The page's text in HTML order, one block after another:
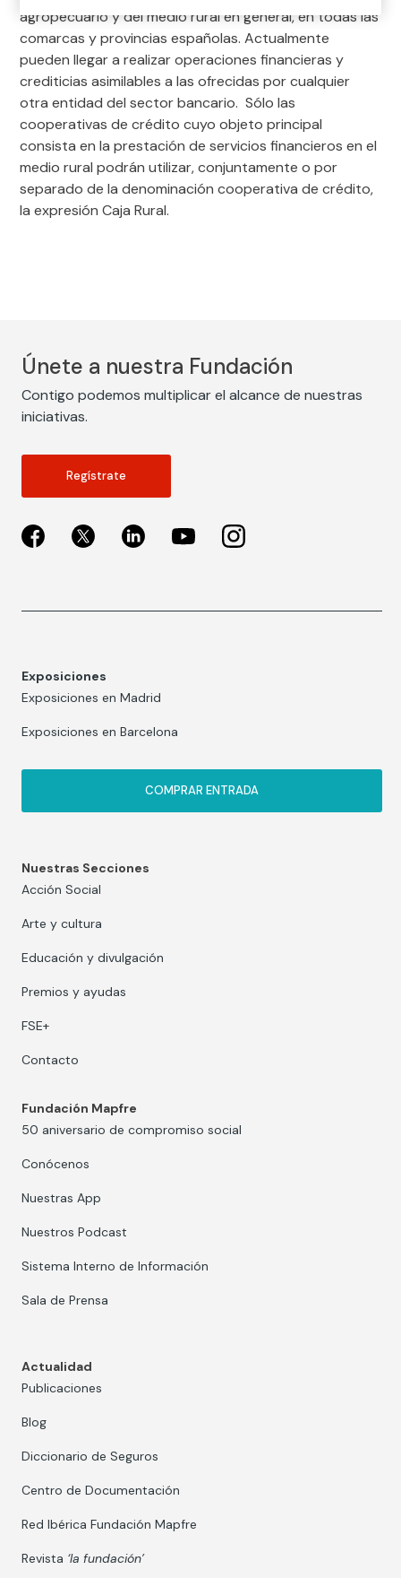
agropecuario y del medio rural en general, en todas las
comarcas y provincias españolas. Actualmente
pueden llegar a realizar operaciones financieras y
crediticias asimilables a las ofrecidas por cualquier
otra entidad del sector bancario. Sólo las
cooperativas de crédito cuyo objeto principal
consista en la prestación de servicios financieros en el
medio rural podrán utilizar, conjuntamente o por
separado de la denominación cooperativa de crédito,
la expresión Caja Rural.
Únete a nuestra Fundación
Contigo podemos multiplicar el alcance de nuestras
iniciativas.
Regístrate
Exposiciones
Exposiciones en Madrid
Exposiciones en Barcelona
COMPRAR ENTRADA
Nuestras Secciones
Acción Social
Arte y cultura
Educación y divulgación
Premios y ayudas
FSE+
Contacto
Fundación Mapfre
50 aniversario de compromiso social
Conócenos
Nuestras App
Nuestros Podcast
Sistema Interno de Información
Sala de Prensa
Actualidad
Publicaciones
Blog
Diccionario de Seguros
Centro de Documentación
Red Ibérica Fundación Mapfre
Revista ‘la fundación’